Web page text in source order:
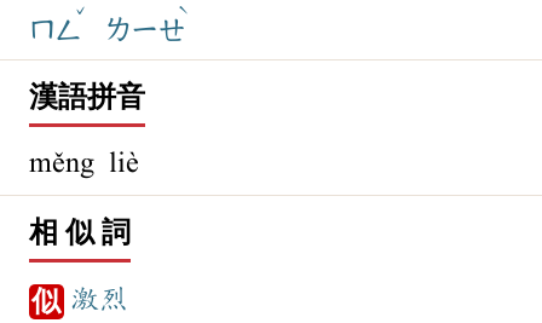
ㄇㄥ
ˇ
ㄌㄧㄝ
ˋ
漢語拼音
měng liè
相 似 詞
似 激烈